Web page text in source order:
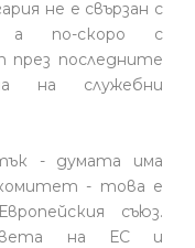
не е свързан с
а по-скоро с
през последните
на служебни
- думата има
- това е
съюз.
на ЕС и